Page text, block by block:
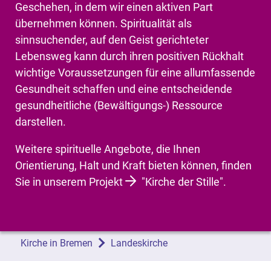
Geschehen, in dem wir einen aktiven Part
übernehmen können. Spiritualität als
sinnsuchender, auf den Geist gerichteter
Lebensweg kann durch ihren positiven Rückhalt
wichtige Voraussetzungen für eine allumfassende
Gesundheit schaffen und eine entscheidende
gesundheitliche (Bewältigungs-) Ressource
darstellen.
Weitere spirituelle Angebote, die Ihnen
Orientierung, Halt und Kraft bieten können, finden
Sie in unserem Projekt
"Kirche der Stille".
Kirche in Bremen Landeskirche